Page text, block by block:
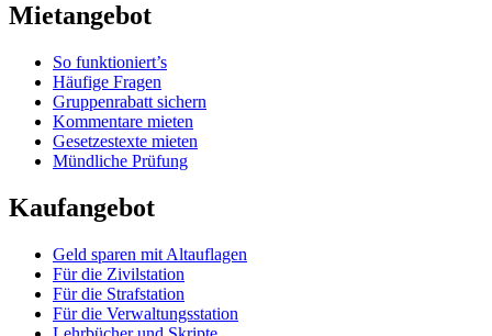
Mietangebot
So funktioniert’s
Häufige Fragen
Gruppenrabatt sichern
Kommentare mieten
Gesetzestexte mieten
Mündliche Prüfung
Kaufangebot
Geld sparen mit Altauflagen
Für die Zivilstation
Für die Strafstation
Für die Verwaltungsstation